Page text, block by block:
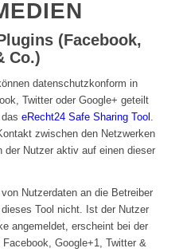
(Facebook,
Co.)
datenschutzkonform in
Twitter oder Google+ geteilt
eRecht24 Safe Sharing Tool .
zwischen den Netzwerken
der Nutzer aktiv auf einen dieser
Nutzerdaten an die Betreiber
Tool nicht. Ist der Nutzer
angemeldet, erscheint bei der
Google+1, Twitter &